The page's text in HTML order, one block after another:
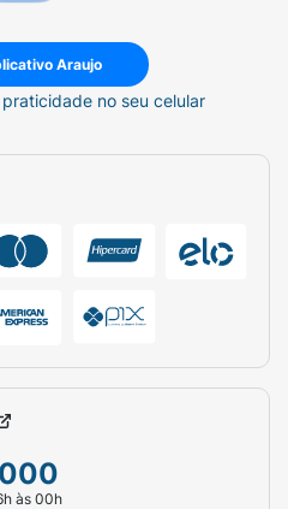
Araujo
no seu celular
às 00h